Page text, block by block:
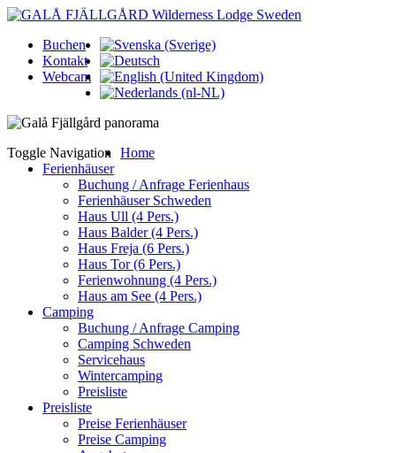
Buchen
Kontakt
Webcam
Toggle Navigation
Home
Ferienhäuser
Buchung / Anfrage Ferienhaus
Ferienhäuser Schweden
Haus Ull (4 Pers.)
Haus Balder (4 Pers.)
Haus Freja (6 Pers.)
Haus Tor (6 Pers.)
Ferienwohnung (4 Pers.)
Haus am See (4 Pers.)
Camping
Buchung / Anfrage Camping
Camping Schweden
Servicehaus
Wintercamping
Preisliste
Preisliste
Preise Ferienhäuser
Preise Camping